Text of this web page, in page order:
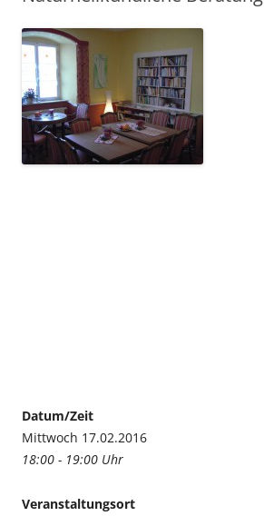
Datum/Zeit
Mittwoch 17.02.2016
18:00 - 19:00 Uhr
Veranstaltungsort